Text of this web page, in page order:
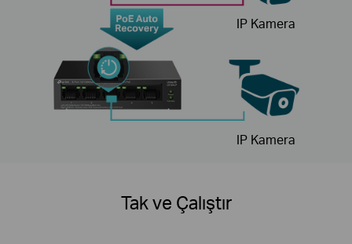
IP Kamera
IP Kamera
Tak ve Çalıştır